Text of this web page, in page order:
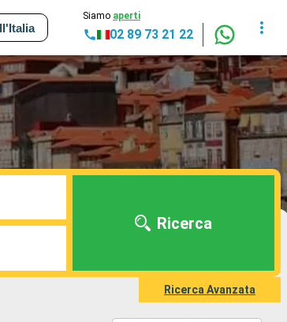
Siamo aperti
02 89 73 21 22
Ricerca
Ricerca Avanzata